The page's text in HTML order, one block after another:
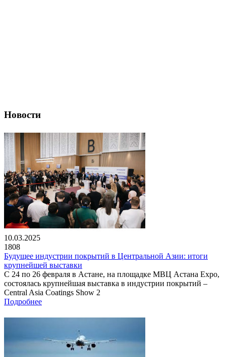
Новости
10.03.2025
1808
Будущее индустрии покрытий в Центральной Азии: итоги
крупнейшей выставки
С 24 по 26 февраля в Астане, на площадке МВЦ Астана Expo,
состоялась крупнейшая выставка в индустрии покрытий –
Central Asia Coatings Show 2
Подробнее